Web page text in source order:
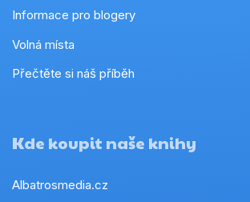
Informace pro blogery
Volná místa
Přečtěte si náš příběh
Kde koupit naše knihy
Albatrosmedia.cz